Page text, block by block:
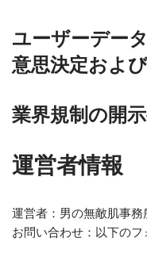
ユーザーデー
意思決定およ
業界規制の開
運営者情報
運営者：男の無敵肌事務
お問い合わせ：以下のフ